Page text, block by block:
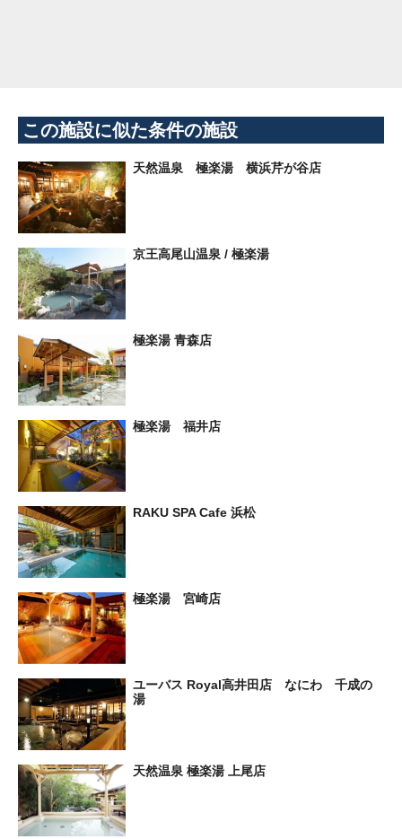
この施設に似た条件の施設
天然温泉 極楽湯 横浜芹が谷店
京王高尾山温泉 / 極楽湯
極楽湯 青森店
極楽湯 福井店
RAKU SPA Cafe 浜松
極楽湯 宮崎店
ユーバス Royal高井田店 なにわ 千成の
湯
天然温泉 極楽湯 上尾店